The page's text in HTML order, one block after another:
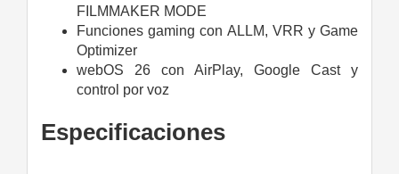
FILMMAKER MODE
Funciones gaming con ALLM, VRR y Game
Optimizer
webOS 26 con AirPlay, Google Cast y
control por voz
Especificaciones